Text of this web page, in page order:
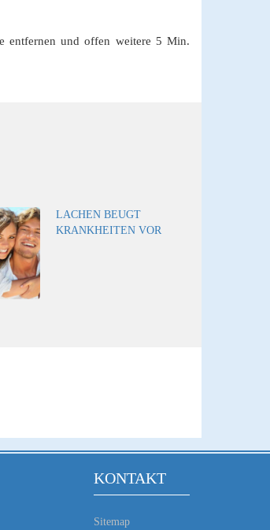
entfernen und offen weitere 5 Min.
LACHEN BEUGT
KRANKHEITEN VOR
KONTAKT
Sitemap